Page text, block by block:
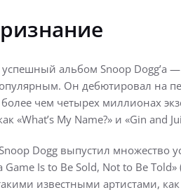
альбом Snoop Dogg’a
Он дебютировал на
чем четырех миллионах
«What’s My Name?» и «Gin and
Dogg выпустил множество
Game Is to Be Sold, Not to Be
известными артистами,